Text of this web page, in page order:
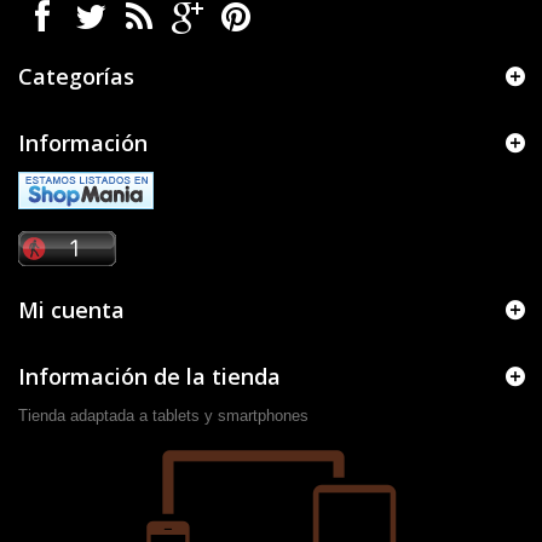
Categorías
Información
Mi cuenta
Información de la tienda
Tienda adaptada a tablets y smartphones